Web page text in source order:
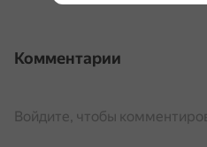
Комментарии
Войдите, чтобы